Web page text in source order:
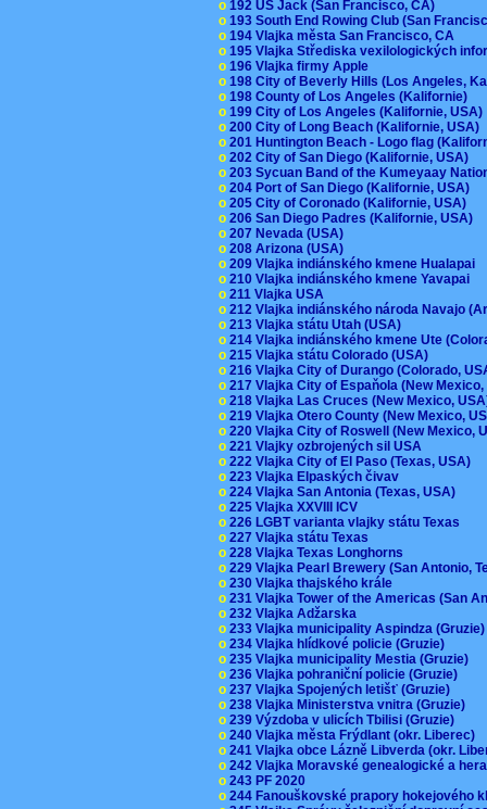
o 192 US Jack (San Francisco, CA)
o 193 South End Rowing Club (San
o 194 Vlajka města San Francisco, CA
o 195 Vlajka Střediska vexilologických
o 196 Vlajka firmy Apple
o 198 City of Beverly Hills (Los Angeles,
o 198 County of Los Angeles (Kalifornie)
o 199 City of Los Angeles (Kalifornie,
o 200 City of Long Beach (Kalifornie, USA)
o 201 Huntington Beach - Logo flag
o 202 City of San Diego (Kalifornie, USA)
o 203 Sycuan Band of the Kumeyaay
o 204 Port of San Diego (Kalifornie, USA)
o 205 City of Coronado (Kalifornie, USA)
o 206 San Diego Padres (Kalifornie, USA)
o 207 Nevada (USA)
o 208 Arizona (USA)
o 209 Vlajka indiánského kmene Hualapai
o 210 Vlajka indiánského kmene Yavapai
o 211 Vlajka USA
o 212 Vlajka indiánského národa Navajo
o 213 Vlajka státu Utah (USA)
o 214 Vlajka indiánského kmene Ute
o 215 Vlajka státu Colorado (USA)
o 216 Vlajka City of Durango (Colorado,
o 217 Vlajka City of Espaňola (New
o 218 Vlajka Las Cruces (New Mexico,
o 219 Vlajka Otero County (New Mexico,
o 220 Vlajka City of Roswell (New Mexico,
o 221 Vlajky ozbrojených sil USA
o 222 Vlajka City of El Paso (Texas, USA)
o 223 Vlajka Elpaských čivav
o 224 Vlajka San Antonia (Texas, USA)
o 225 Vlajka XXVIII ICV
o 226 LGBT varianta vlajky státu Texas
o 227 Vlajka státu Texas
o 228 Vlajka Texas Longhorns
o 229 Vlajka Pearl Brewery (San Antonio,
o 230 Vlajka thajského krále
o 231 Vlajka Tower of the Americas (San
o 232 Vlajka Adžarska
o 233 Vlajka municipality Aspindza
o 234 Vlajka hlídkové policie (Gruzie)
o 235 Vlajka municipality Mestia (Gruzie)
o 236 Vlajka pohraniční policie (Gruzie)
o 237 Vlajka Spojených letišť (Gruzie)
o 238 Vlajka Ministerstva vnitra (Gruzie)
o 239 Výzdoba v ulicích Tbilisi (Gruzie)
o 240 Vlajka města Frýdlant (okr. Liberec)
o 241 Vlajka obce Lázně Libverda (okr.
o 242 Vlajka Moravské genealogické a
o 243 PF 2020
o 244 Fanouškovské prapory hokejového